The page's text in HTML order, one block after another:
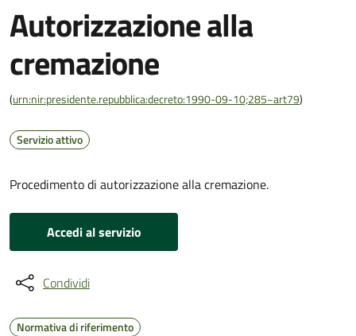
Autorizzazione alla
cremazione
(urn:nir:presidente.repubblica:decreto:1990-09-10;285~art79)
Servizio attivo
Procedimento di autorizzazione alla cremazione.
Accedi al servizio
Condividi
Normativa di riferimento